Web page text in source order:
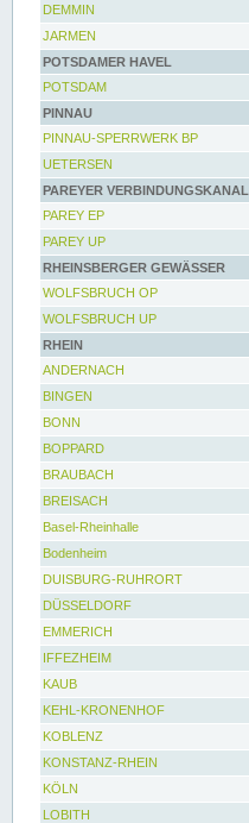
DEMMIN
JARMEN
POTSDAMER HAVEL
POTSDAM
PINNAU
PINNAU-SPERRWERK BP
UETERSEN
PAREYER VERBINDUNGSKANAL
PAREY EP
PAREY UP
RHEINSBERGER GEWÄSSER
WOLFSBRUCH OP
WOLFSBRUCH UP
RHEIN
ANDERNACH
BINGEN
BONN
BOPPARD
BRAUBACH
BREISACH
Basel-Rheinhalle
Bodenheim
DUISBURG-RUHRORT
DÜSSELDORF
EMMERICH
IFFEZHEIM
KAUB
KEHL-KRONENHOF
KOBLENZ
KONSTANZ-RHEIN
KÖLN
LOBITH